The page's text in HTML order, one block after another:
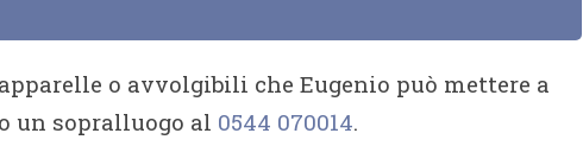
o avvolgibili che Eugenio può mettere a
un sopralluogo al 0544 070014.